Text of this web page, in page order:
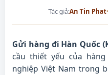
Tác giả:An Tin Phat
Gửi hàng đi Hàn Quốc
cầu thiết yếu của
nghiệp Việt Nam trong